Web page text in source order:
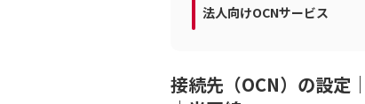
法人向けOCNサービス
接続先（OCN）の設定